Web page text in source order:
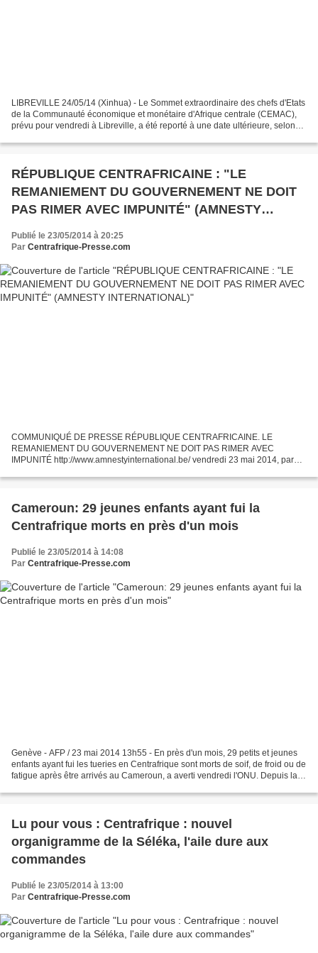
LIBREVILLE 24/05/14 (Xinhua) - Le Sommet extraordinaire des chefs d'Etats
de la Communauté économique et monétaire d'Afrique centrale (CEMAC),
prévu pour vendredi à Libreville, a été reporté à une date ultérieure, selon
RÉPUBLIQUE CENTRAFRICAINE : "LE
REMANIEMENT DU GOUVERNEMENT NE DOIT
PAS RIMER AVEC IMPUNITÉ" (AMNESTY
INTERNATIONAL)
Publié le 23/05/2014 à 20:25
Par Centrafrique-Presse.com
COMMUNIQUÉ DE PRESSE RÉPUBLIQUE CENTRAFRICAINE. LE
REMANIEMENT DU GOUVERNEMENT NE DOIT PAS RIMER AVEC
IMPUNITÉ http://www.amnestyinternational.be/ vendredi 23 mai 2014, par
Catherine...
Cameroun: 29 jeunes enfants ayant fui la
Centrafrique morts en près d'un mois
Publié le 23/05/2014 à 14:08
Par Centrafrique-Presse.com
Genève - AFP / 23 mai 2014 13h55 - En près d'un mois, 29 petits et jeunes
enfants ayant fui les tueries en Centrafrique sont morts de soif, de froid ou de
fatigue après être arrivés au Cameroun, a averti vendredi l'ONU. Depuis la
Lu pour vous : Centrafrique : nouvel
organigramme de la Séléka, l'aile dure aux
commandes
Publié le 23/05/2014 à 13:00
Par Centrafrique-Presse.com